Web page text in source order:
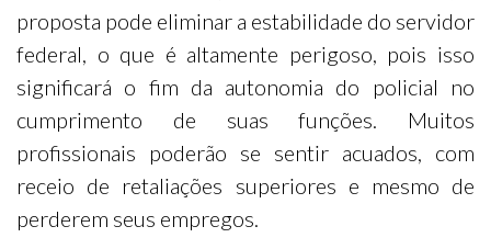
proposta pode eliminar a estabilidade do servidor
federal, o que é altamente perigoso, pois isso
significará o fim da autonomia do policial no
cumprimento de suas funções. Muitos
profissionais poderão se sentir acuados, com
receio de retaliações superiores e mesmo de
perderem seus empregos.